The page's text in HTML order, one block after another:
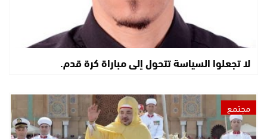
لا تجعلوا السياسة تتحول إلى مباراة كرة قدم.
مجتمع